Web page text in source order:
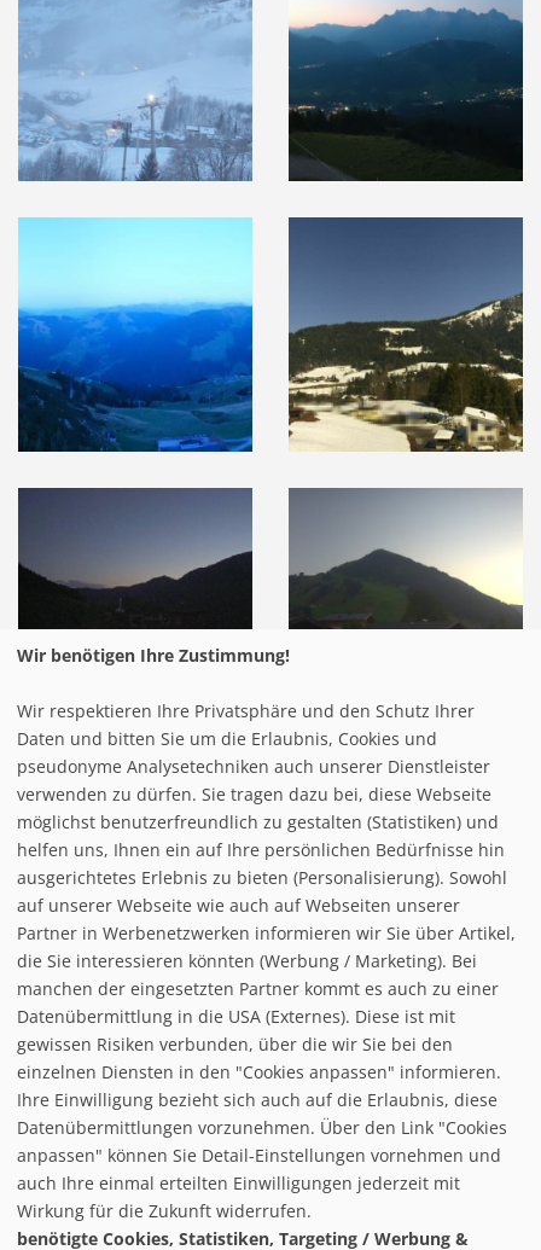
follow us on facebook
Home
Datenschutzerklärung
Impressum
Cookie Management
Wir benötigen Ihre Zustimmung!
Wir respektieren Ihre Privatsphäre und den Schutz Ihrer
Daten und bitten Sie um die Erlaubnis, Cookies und
pseudonyme Analysetechniken auch unserer Dienstleister
verwenden zu dürfen. Sie tragen dazu bei, diese Webseite
möglichst benutzerfreundlich zu gestalten (Statistiken) und
helfen uns, Ihnen ein auf Ihre persönlichen Bedürfnisse hin
ausgerichtetes Erlebnis zu bieten (Personalisierung). Sowohl
auf unserer Webseite wie auch auf Webseiten unserer
Partner in Werbenetzwerken informieren wir Sie über Artikel,
die Sie interessieren könnten (Werbung / Marketing). Bei
manchen der eingesetzten Partner kommt es auch zu einer
Datenübermittlung in die USA (Externes). Diese ist mit
gewissen Risiken verbunden, über die wir Sie bei den
einzelnen Diensten in den "Cookies anpassen" informieren.
Ihre Einwilligung bezieht sich auch auf die Erlaubnis, diese
Datenübermittlungen vorzunehmen. Über den Link "Cookies
anpassen" können Sie Detail-Einstellungen vornehmen und
auch Ihre einmal erteilten Einwilligungen jederzeit mit
Wirkung für die Zukunft widerrufen.
benötigte Cookies, Statistiken, Targeting / Werbung &